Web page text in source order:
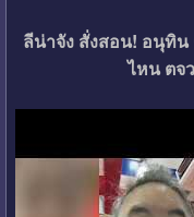
ลีน่าจัง สั่งสอน! อนุทิน
ไหน ตจ